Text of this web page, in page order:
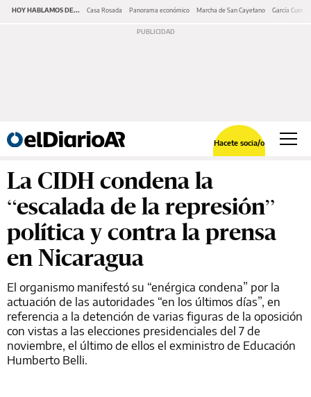
HOY HABLAMOS DE... Casa Rosada Panorama económico Marcha de San Cayetano García Cuerva
Hacete socia/o
La CIDH condena la
“escalada de la represión”
política y contra la prensa
en Nicaragua
El organismo manifestó su “enérgica condena” por la
actuación de las autoridades “en los últimos días”, en
referencia a la detención de varias figuras de la oposición
con vistas a las elecciones presidenciales del 7 de
noviembre, el último de ellos el exministro de Educación
Humberto Belli.